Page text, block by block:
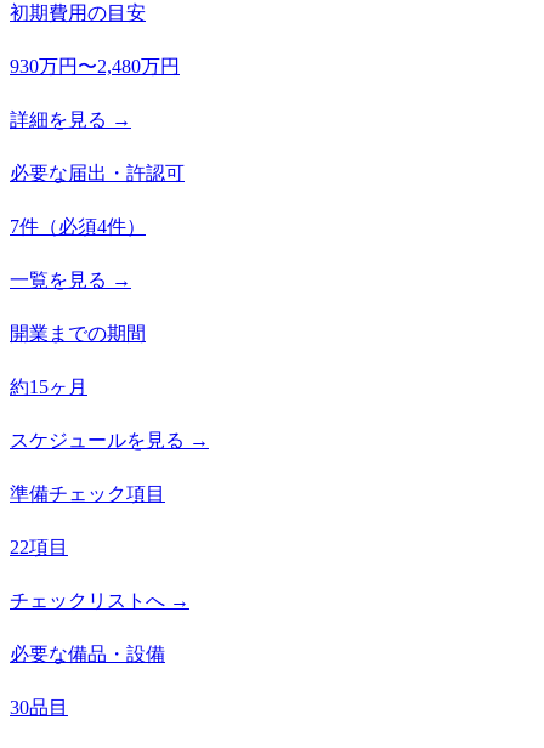
初期費用の目安
930万円〜2,480万円
詳細を見る →
必要な届出・許認可
7件 （必須4件）
一覧を見る →
開業までの期間
約15ヶ月
スケジュールを見る →
準備チェック項目
22項目
チェックリストへ →
必要な備品・設備
30品目